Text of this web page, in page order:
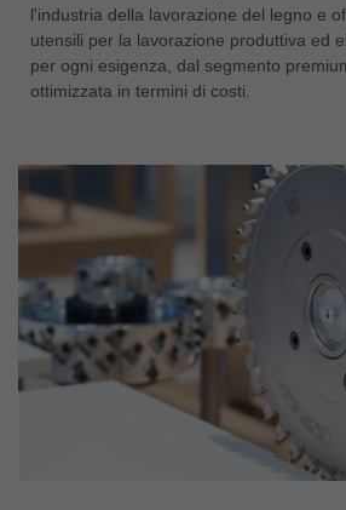
l'industria della lavorazione del legno e
utensili per la lavorazione produttiva ed
per ogni esigenza, dal segmento
ottimizzata in termini di costi.